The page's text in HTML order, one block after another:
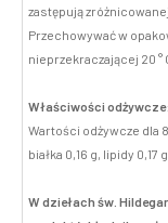
zastępują
Przechowywać w
nieprzekraczającej 20 °
Właściwości odżywcze:
Wartości odżywcze dla
białka 0,16 g, lipidy 0,17
W dziełach św.